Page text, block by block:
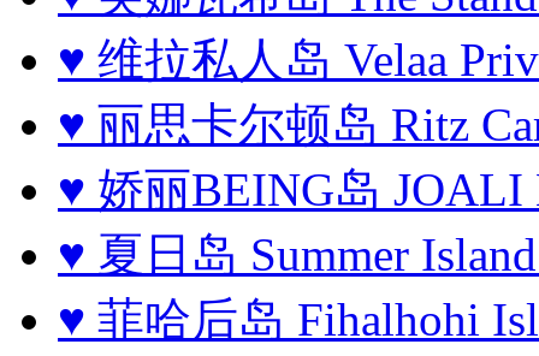
♥ 维拉私人岛 Velaa
♥ 丽思卡尔顿岛 Ritz
♥ 娇丽BEING岛 JOALI
♥ 夏日岛 Summer
♥ 菲哈后岛 Fihalhohi